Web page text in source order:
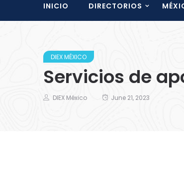
INICIO DIRECTORIOS
DIEX MÉXICO
Servicios de
DIEX México June 21, 2023